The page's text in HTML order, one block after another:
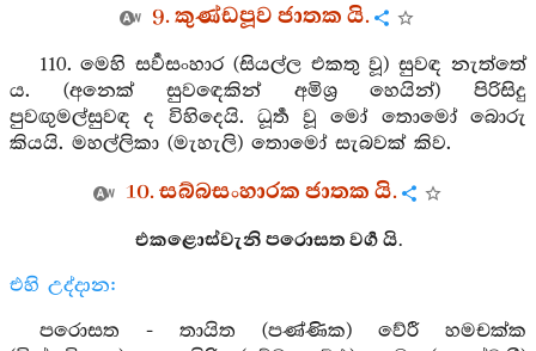
9. කුණ්ඩපූව ජාතක යි.
110. මෙහි සර්‍වසංහාර (සියල්ල එකතු වූ) සුවඳ නැත්තේ
ය. (අනෙක් සුවඳෙකින් අමිශ්‍ර හෙයින්) පිරිසිදු
පුවඟුමල්සුවඳ ද විහිදෙයි. ධූර්‍ත වූ මෝ තොමෝ බොරු
කියයි. මහල්ලිකා (මැහැලි) තොමෝ සැබවක් කිව.
10. සබ්බසංහාරක ජාතක යි.
එකළොස්වැනි පරොසත වර්‍ග යි.
එහි උද්දාන:
පරොසත - තායිත (පණ්ණික) වේරී හමචක්ක